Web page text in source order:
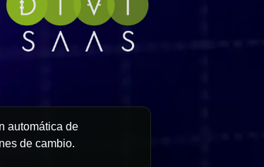
automática de
de cambio.